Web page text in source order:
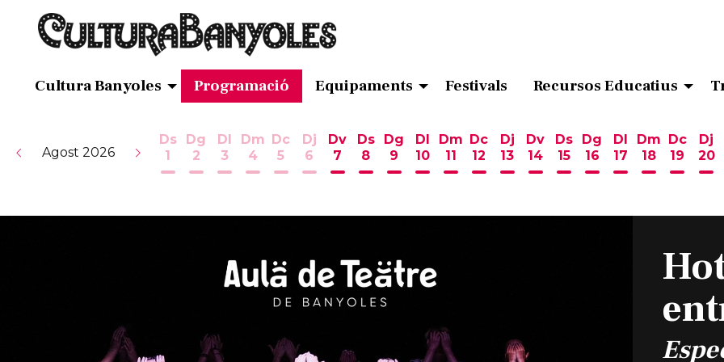
Cultura Banyoles Programació Equipaments Festivals Recursos Educatius
Agost 2026
Ds
1
Dissabte 1 d'agost
Dg
2
Diumenge 2 d'agost
Dl
3
Dilluns 3 d'agost
Dm
4
Dimarts 4 d'agost
Dc
5
Dimecres 5 d'agost
Dj
6
Dijous 6 d'agost
Dv
7
Divendres 7 d'agost
Ds
8
Dissabte 8 d'agost
Dg
9
Diumenge 9 d'agost
Dl
10
Dilluns 10 d'agost
Dm
11
Dimarts 11 d'agost
Dc
12
Dimecres 12 d'agost
Dj
13
Dijous 13 d'agost
Dv
14
Divendres 14 d'agost
Ds
15
Dissabte 15 d'agost
Dg
16
Diumenge 16
Dl
17
Dilluns 17
Dm
18
Dimarts 18
Dc
19
Dj
20